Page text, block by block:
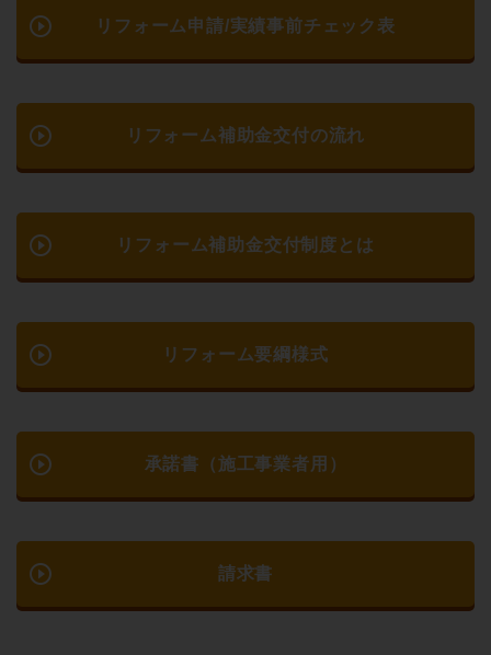
リフォーム申請/実績事前チェック表
play_circle_outline
リフォーム補助金交付の流れ
play_circle_outline
リフォーム補助金交付制度とは
play_circle_outline
リフォーム要綱様式
play_circle_outline
承諾書（施工事業者用）
play_circle_outline
請求書
play_circle_outline